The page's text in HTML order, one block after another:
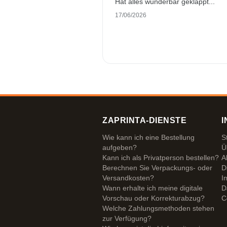
17/06/2026
ZAPRINTA-DIENSTE
Wie kann ich eine Bestellung
aufgeben?
Kann ich als Privatperson bestellen?
Berechnen Sie Verpackungs- oder
Versandkosten?
Wann erhalte ich meine digitale
Vorschau oder Korrekturabzug?
Welche Zahlungsmethoden stehen
zur Verfügung?